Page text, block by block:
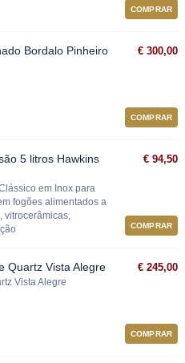
COMPRAR
Bordalo Pinheiro € 300,00
COMPRAR
5 litros Hawkins
em Inox para
fogões alimentados a
vitrocerâmicas,
€ 94,50
COMPRAR
Quartz Vista Alegre
Vista Alegre
€ 245,00
COMPRAR